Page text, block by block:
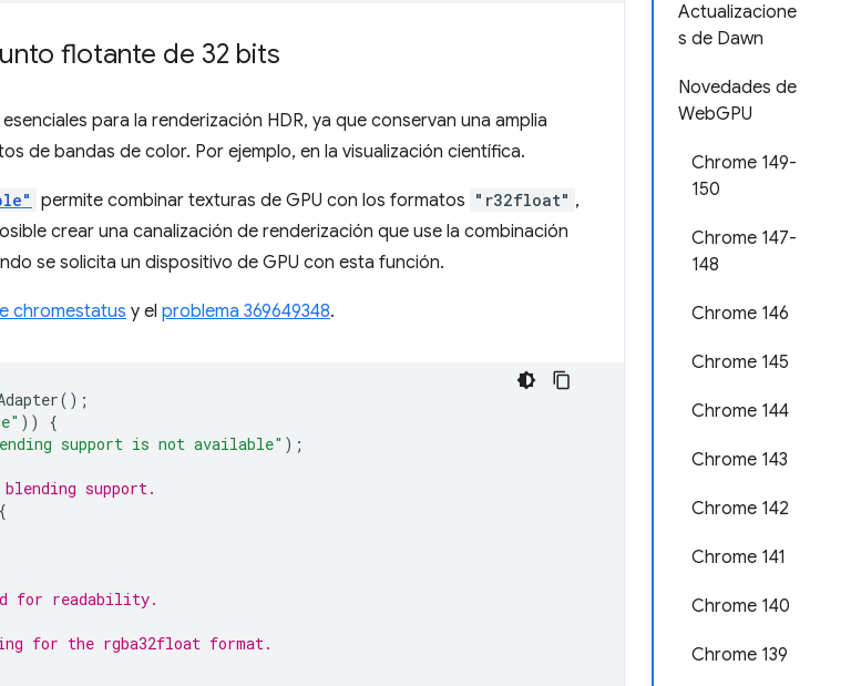
Actualizacione
s de Dawn
Novedades de
WebGPU
Chrome 149-
150
Chrome 147-
148
Chrome 146
Chrome 145
Chrome 144
Chrome 143
Chrome 142
Chrome 141
Chrome 140
Chrome 139
flotante de 32 bits
para la renderización HDR, ya que conservan una amplia
de bandas de color. Por ejemplo, en la visualización científica.
permite combinar texturas de GPU con los formatos "r32float" ,
crear una canalización de renderización que use la combinación
se solicita un dispositivo de GPU con esta función.
chromestatus y el problema 369649348.
();
))
{
support is not available" );
support.
for readability.
for the rgba32float format.